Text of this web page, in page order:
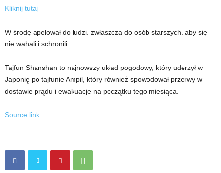
Kliknij tutaj
W środę apelował do ludzi, zwłaszcza do osób starszych, aby się
nie wahali i schronili.
Tajfun Shanshan to najnowszy układ pogodowy, który uderzył w
Japonię po tajfunie Ampil, który również spowodował przerwy w
dostawie prądu i ewakuacje na początku tego miesiąca.
Source link